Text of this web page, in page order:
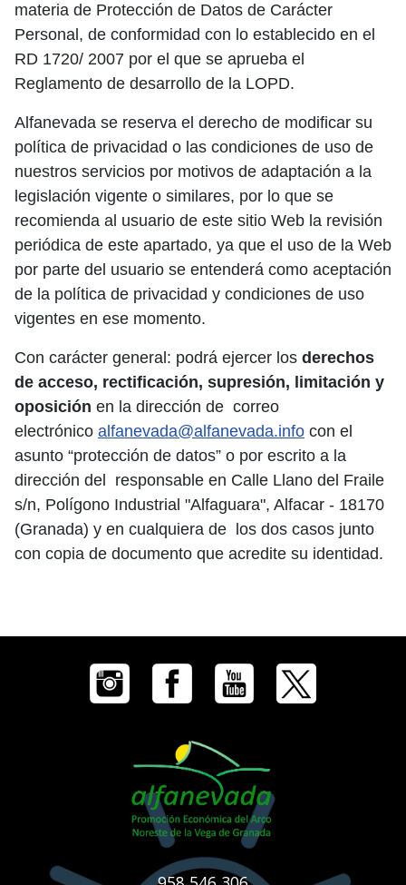
materia de Protección de Datos de Carácter
Personal, de conformidad con lo establecido en el
RD 1720/ 2007 por el que se aprueba el
Reglamento de desarrollo de la LOPD.
Alfanevada se reserva el derecho de modificar su
política de privacidad o las condiciones de uso de
nuestros servicios por motivos de adaptación a la
legislación vigente o similares, por lo que se
recomienda al usuario de este sitio Web la revisión
periódica de este apartado, ya que el uso de la Web
por parte del usuario se entenderá como aceptación
de la política de privacidad y condiciones de uso
vigentes en ese momento.
Con carácter general: podrá ejercer los derechos
de acceso, rectificación, supresión, limitación y
oposición en la dirección de correo
electrónico alfanevada@alfanevada.info con el
asunto “protección de datos” o por escrito a la
dirección del responsable en Calle Llano del Fraile
s/n, Polígono Industrial "Alfaguara", Alfacar - 18170
(Granada) y en cualquiera de los dos casos junto
con copia de documento que acredite su identidad.